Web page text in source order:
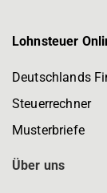
Lohnsteuer
Deutschlands
Steuerrechner
Musterbriefe
Über uns